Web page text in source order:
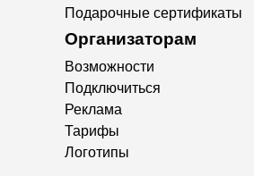
Подарочные сертификаты
Организаторам
Возможности
Подключиться
Реклама
Тарифы
Логотипы